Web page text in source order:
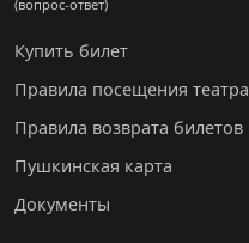
(вопрос-ответ)
Купить билет
Правила посещения театра
Правила возврата билетов
Пушкинская карта
Документы